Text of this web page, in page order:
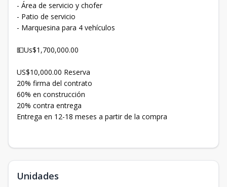
- Área de servicio y chofer
- Patio de servicio
- Marquesina para 4 vehículos
💵Us$1,700,000.00
US$10,000.00 Reserva
20% firma del contrato
60% en construcción
20% contra entrega
Entrega en 12-18 meses a partir de la compra
Unidades